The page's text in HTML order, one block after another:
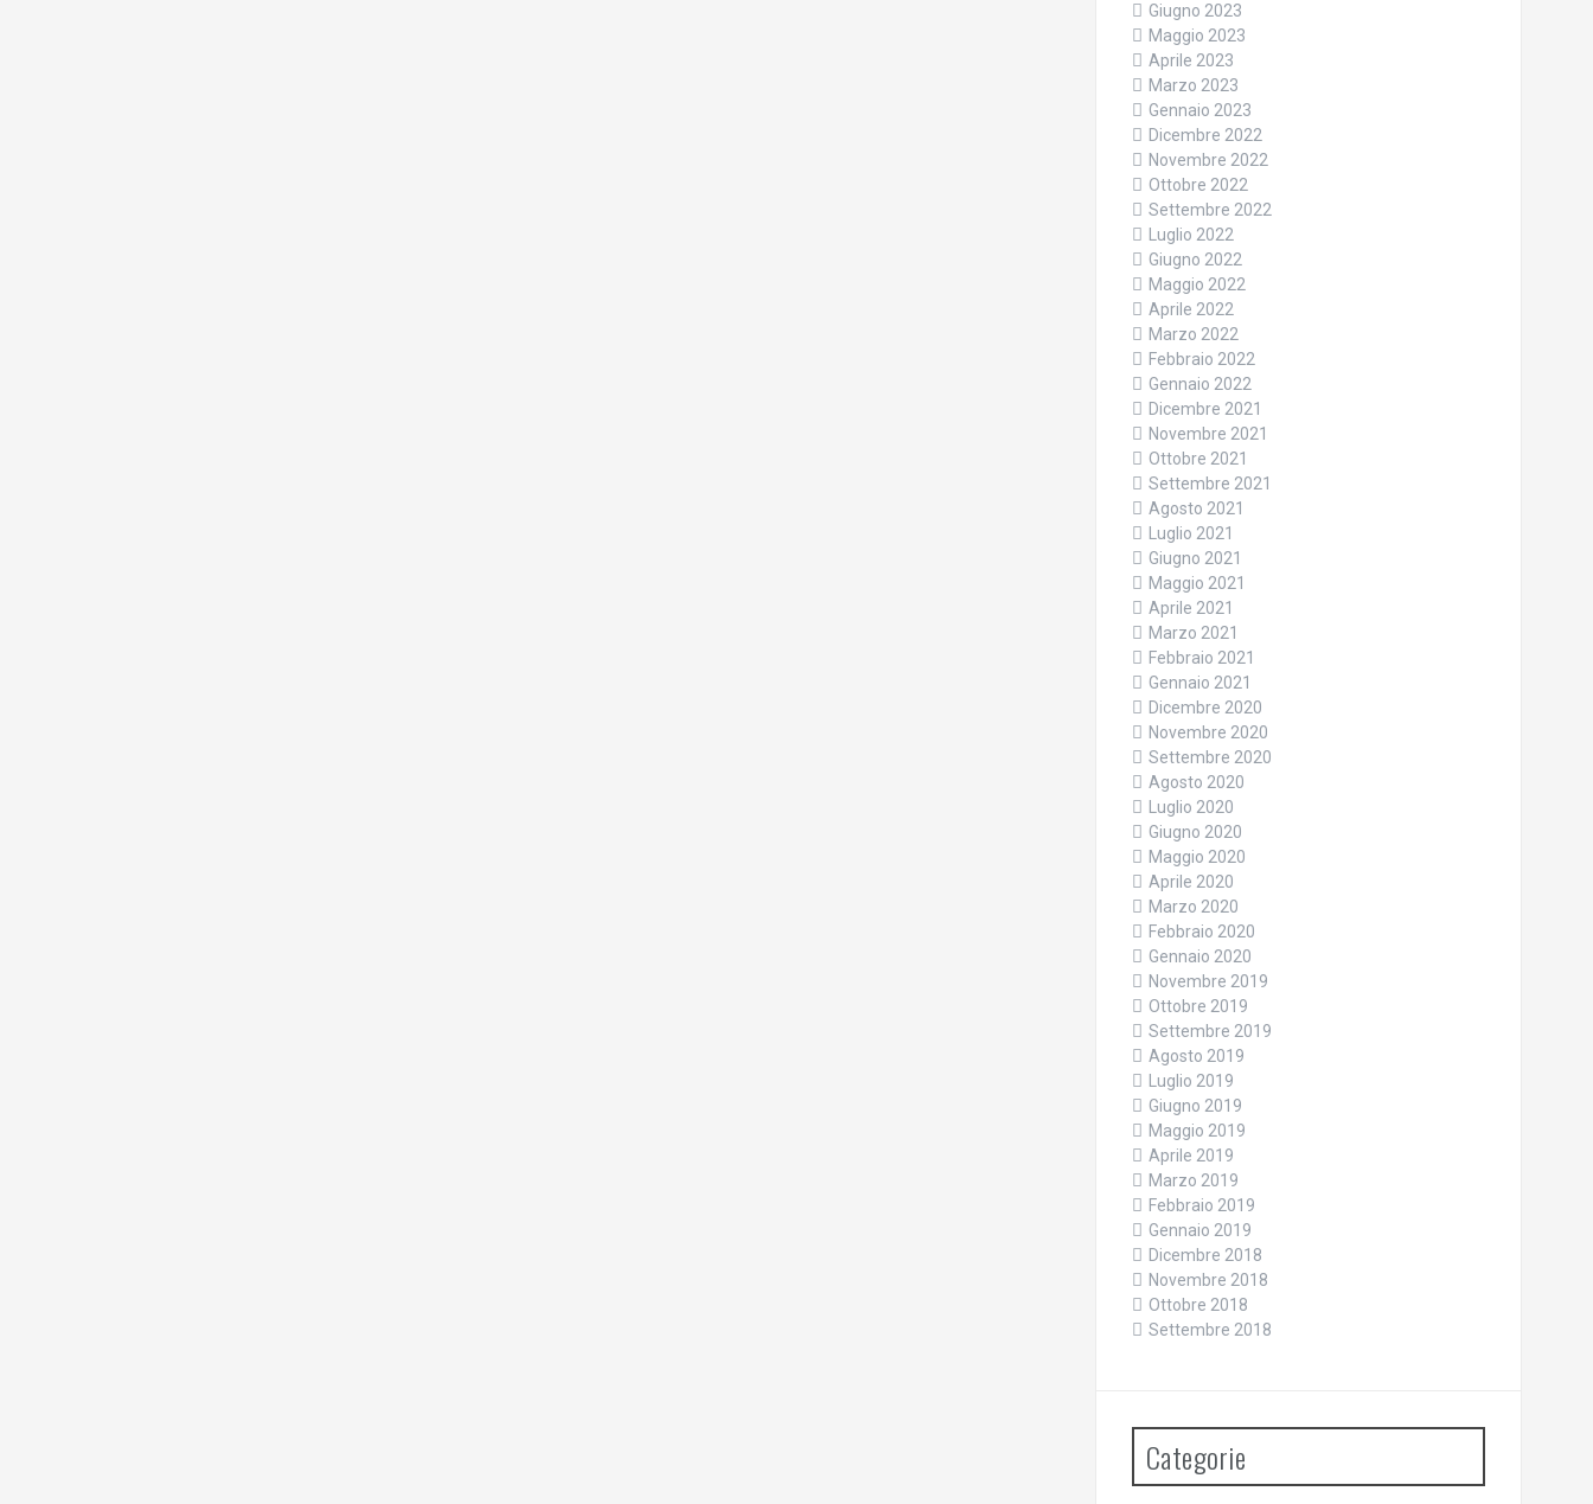
Giugno 2023
Maggio 2023
Aprile 2023
Marzo 2023
Gennaio 2023
Dicembre 2022
Novembre 2022
Ottobre 2022
Settembre 2022
Luglio 2022
Giugno 2022
Maggio 2022
Aprile 2022
Marzo 2022
Febbraio 2022
Gennaio 2022
Dicembre 2021
Novembre 2021
Ottobre 2021
Settembre 2021
Agosto 2021
Luglio 2021
Giugno 2021
Maggio 2021
Aprile 2021
Marzo 2021
Febbraio 2021
Gennaio 2021
Dicembre 2020
Novembre 2020
Settembre 2020
Agosto 2020
Luglio 2020
Giugno 2020
Maggio 2020
Aprile 2020
Marzo 2020
Febbraio 2020
Gennaio 2020
Novembre 2019
Ottobre 2019
Settembre 2019
Agosto 2019
Luglio 2019
Giugno 2019
Maggio 2019
Aprile 2019
Marzo 2019
Febbraio 2019
Gennaio 2019
Dicembre 2018
Novembre 2018
Ottobre 2018
Settembre 2018
Categorie